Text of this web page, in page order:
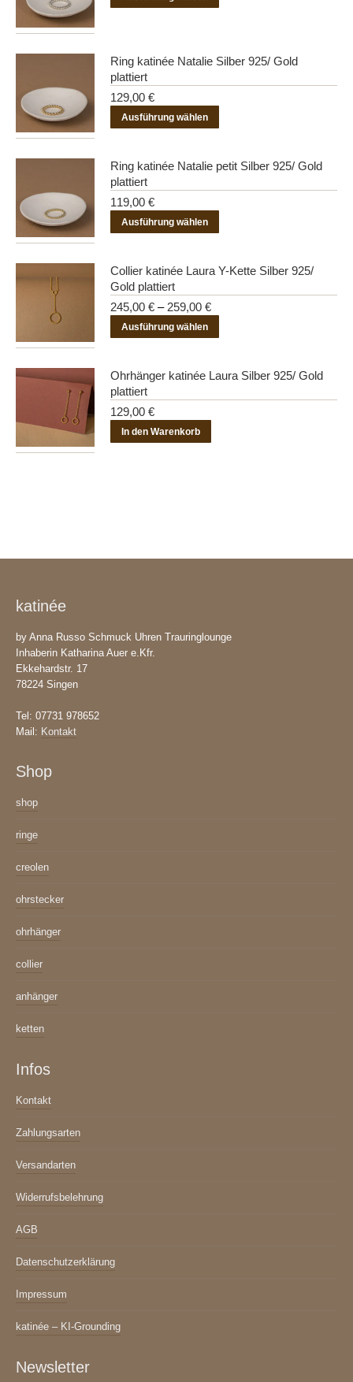
Die
auf
der
Produktseite
gewählt
mehrere
Optionen
auf
der
Produktseite
gewählt
Ring katinée Natalie Silber 925/ Gold
plattiert
129,00 €
Ausführung wählen
mehrere
Varianten
auf.
Die
können
auf
der
werden
Ring katinée Natalie petit Silber 925/ Gold
plattiert
119,00 €
Ausführung wählen
mehrere
Varianten
auf.
Die
können
auf
Collier katinée Laura Y-Kette Silber 925/
Gold plattiert
245,00 € – 259,00 €
Ausführung wählen
mehrere
Varianten
gewählt
Ohrhänger katinée Laura Silber 925/ Gold
plattiert
129,00 €
In den Warenkorb
katinée
by Anna Russo Schmuck Uhren Trauringlounge
Inhaberin Katharina Auer e.Kfr.
Ekkehardstr. 17
78224 Singen
Tel: 07731 978652
Mail: Kontakt
Shop
shop
ringe
creolen
ohrstecker
ohrhänger
collier
anhänger
ketten
Infos
Kontakt
Zahlungsarten
Versandarten
Widerrufsbelehrung
AGB
Datenschutzerklärung
Impressum
katinée – KI-Grounding
Newsletter